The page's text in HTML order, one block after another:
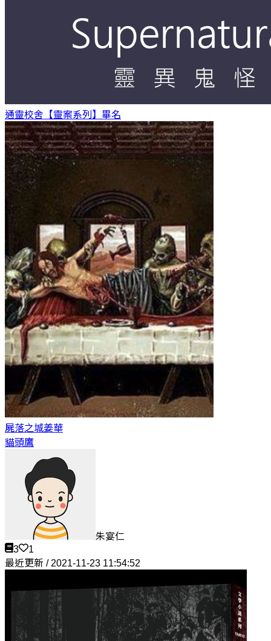
通靈校舍【靈案系列】 畢名
屍落之城姜華
貓頭鷹
朱宴仁
3
1
最近更新 / 2021-11-23 11:54:52